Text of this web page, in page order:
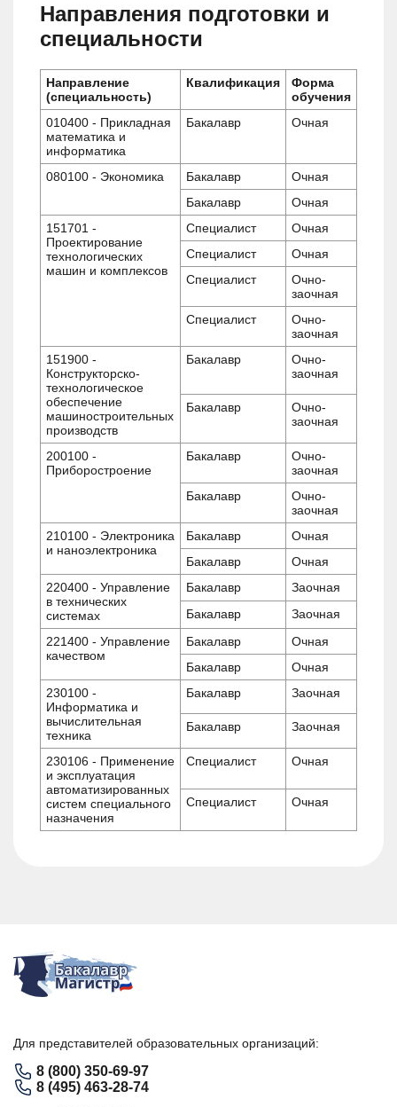
Направления подготовки и
специальности
Направление
(специальность)
Квалификация
Форма
обучения
010400 - Прикладная
математика и
информатика
Бакалавр Очная
080100 - Экономика Бакалавр
Очная
Бакалавр
Очная
151701 -
Проектирование
технологических
машин и комплексов
Специалист
Очная
Специалист
Очная
Специалист
Очно-
заочная
Специалист
Очно-
заочная
151900 -
Конструкторско-
технологическое
обеспечение
машиностроительных
производств
Бакалавр
Очно-
заочная
Бакалавр
Очно-
заочная
200100 -
Приборостроение
Бакалавр
Очно-
заочная
Бакалавр
Очно-
заочная
210100 - Электроника
и наноэлектроника
Бакалавр
Очная
Бакалавр
Очная
220400 - Управление
в технических
системах
Бакалавр
Заочная
Бакалавр
Заочная
221400 - Управление
качеством
Бакалавр
Очная
Бакалавр
Очная
230100 -
Информатика и
вычислительная
техника
Бакалавр Заочная
Бакалавр Заочная
230106 - Применение
и эксплуатация
автоматизированных
систем специального
назначения
Специалист Очная
Специалист Очная
Для представителей образовательных организаций:
8 (800) 350-69-97
8 (495) 463-28-74